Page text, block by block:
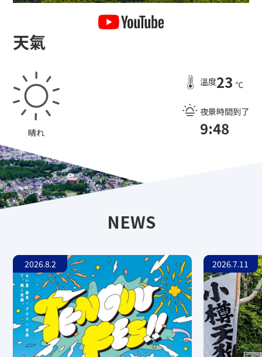
天氣
晴れ
溫度23 ℃
夜景時間到了
9:48
NEWS
2026.8.2 2026.7.11